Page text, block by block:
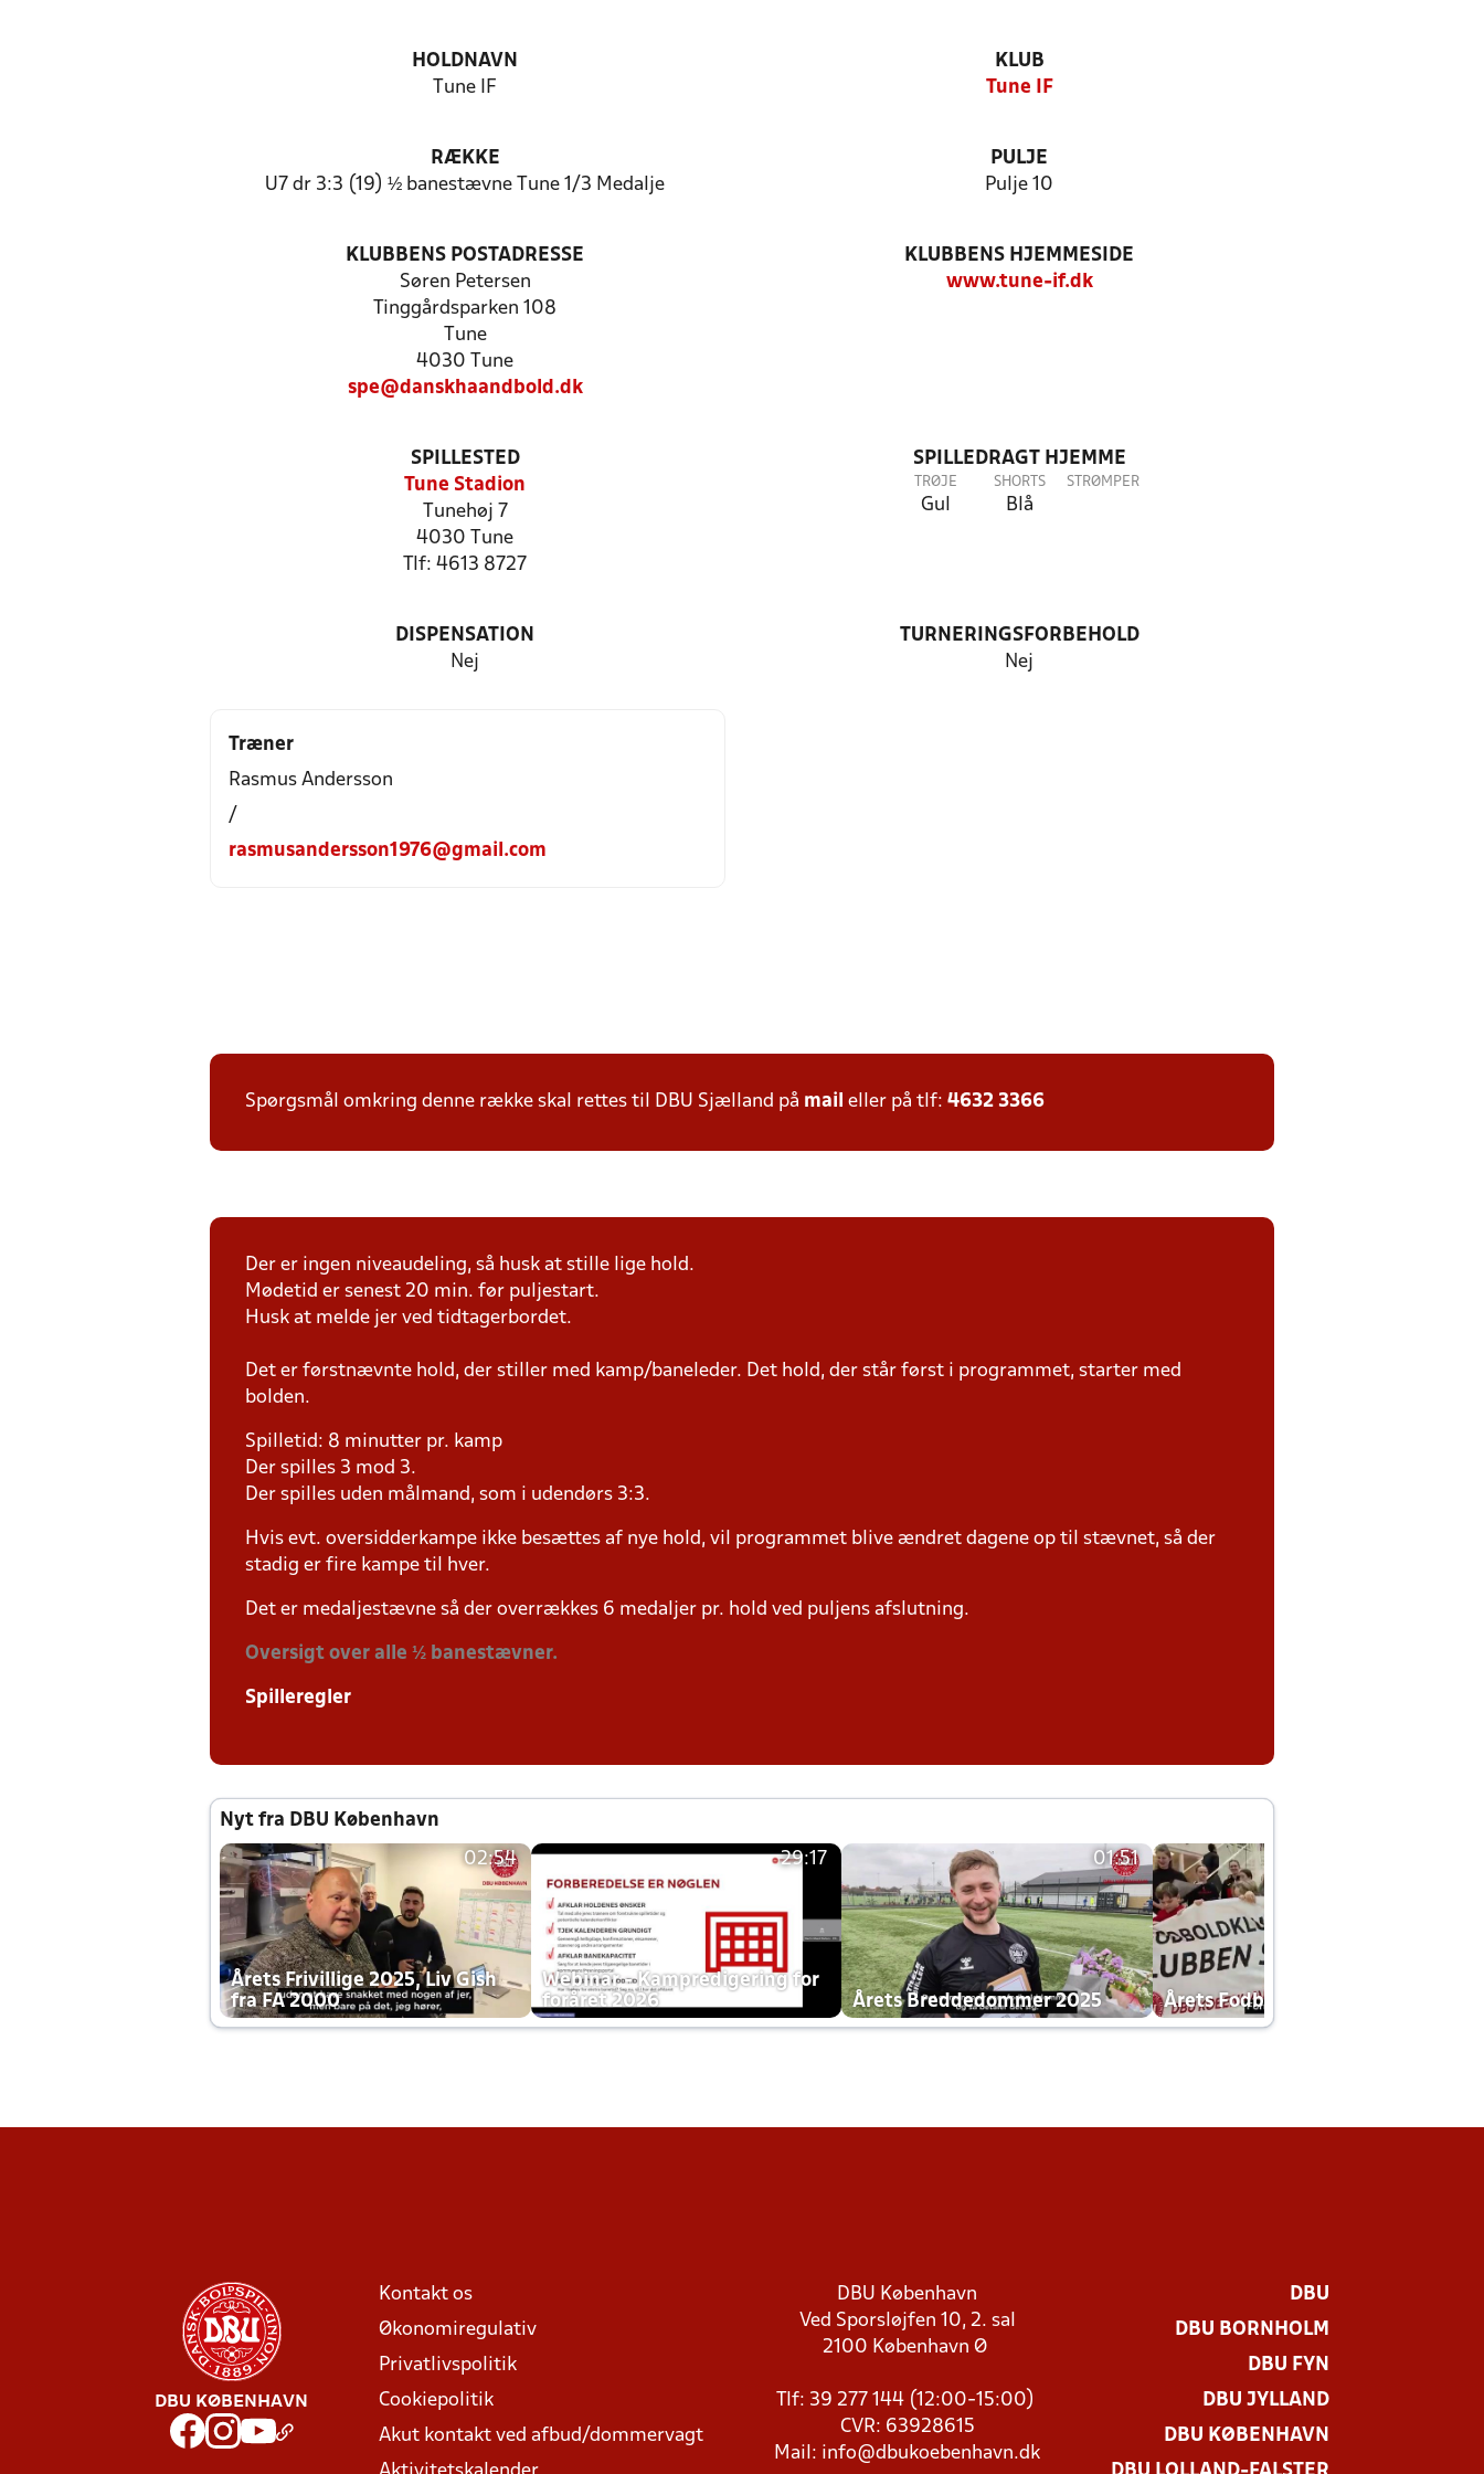
HOLDNAVN
Tune IF
KLUB
Tune IF
RÆKKE
U7 dr 3:3 (19) ½ banestævne Tune 1/3 Medalje
PULJE
Pulje 10
KLUBBENS POSTADRESSE
Søren Petersen
Tinggårdsparken 108
Tune
4030 Tune
spe@danskhaandbold.dk
KLUBBENS HJEMMESIDE
www.tune-if.dk
SPILLESTED
Tune Stadion
Tunehøj 7
4030 Tune
Tlf: 4613 8727
SPILLEDRAGT HJEMME
TRØJE
Gul
SHORTS
Blå
STRØMPER
DISPENSATION
Nej
TURNERINGSFORBEHOLD
Nej
Træner
Rasmus Andersson
/
rasmusandersson1976@gmail.com
Spørgsmål omkring denne række skal rettes til DBU Sjælland på mail eller på tlf: 4632 3366
Der er ingen niveaudeling, så husk at stille lige hold.
Mødetid er senest 20 min. før puljestart.
Husk at melde jer ved tidtagerbordet.
Det er førstnævnte hold, der stiller med kamp/baneleder. Det hold, der står først i programmet, starter med
bolden.
Spilletid: 8 minutter pr. kamp
Der spilles 3 mod 3.
Der spilles uden målmand, som i udendørs 3:3.
Hvis evt. oversidderkampe ikke besættes af nye hold, vil programmet blive ændret dagene op til stævnet, så der
stadig er fire kampe til hver.
Det er medaljestævne så der overrækkes 6 medaljer pr. hold ved puljens afslutning.
Oversigt over alle ½ banestævner.
Spilleregler
Nyt fra DBU København
02:54
Årets Frivillige 2025, Liv Gish
fra FA 2000
29:17
Webinar - Kampredigering for
foråret 2026
01:51
Årets Breddedommer 2025 Årets Fodboldklub 2025 mp4
DBU KØBENHAVN
Kontakt os
Økonomiregulativ
Privatlivspolitik
Cookiepolitik
Akut kontakt ved afbud/dommervagt
DBU København
Ved Sporsløjfen 10, 2. sal
2100 København Ø
Tlf: 39 277 144 (12:00-15:00)
CVR: 63928615
Mail: info@dbukoebenhavn.dk
DBU
DBU BORNHOLM
DBU FYN
DBU JYLLAND
DBU KØBENHAVN